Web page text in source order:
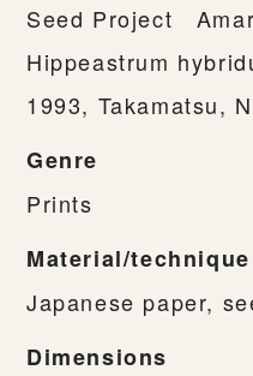
Seed Project
Hippeastrum
1993, Takamatsu,
Genre
Prints
Material/technique
Japanese paper,
Dimensions